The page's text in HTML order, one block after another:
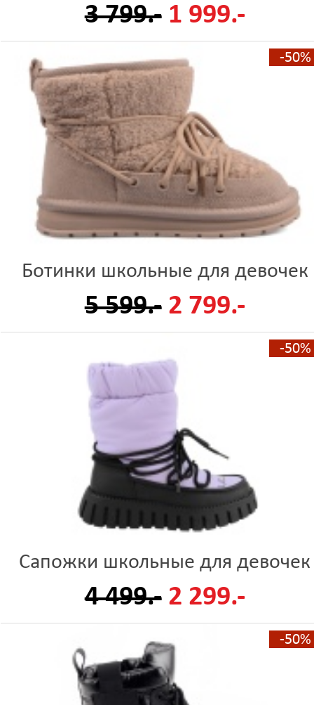
3 799.- 1 999.-
-50%
Ботинки школьные для девочек
5 599.- 2 799.-
-50%
Сапожки школьные для девочек
4 499.- 2 299.-
-50%